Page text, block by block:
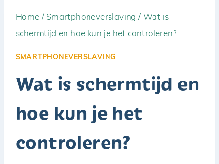
Home / Smartphoneverslaving / Wat is
schermtijd en hoe kun je het controleren?
SMARTPHONEVERSLAVING
Wat is schermtijd en
hoe kun je het
controleren?